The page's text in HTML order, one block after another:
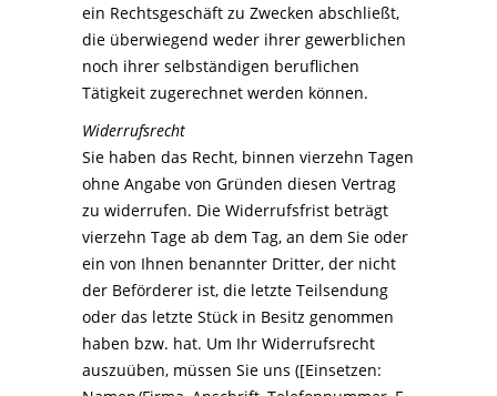
ein Rechtsgeschäft zu Zwecken abschließt,
die überwiegend weder ihrer gewerblichen
noch ihrer selbständigen beruflichen
Tätigkeit zugerechnet werden können.
Widerrufsrecht
Sie haben das Recht, binnen vierzehn Tagen
ohne Angabe von Gründen diesen Vertrag
zu widerrufen. Die Widerrufsfrist beträgt
vierzehn Tage ab dem Tag, an dem Sie oder
ein von Ihnen benannter Dritter, der nicht
der Beförderer ist, die letzte Teilsendung
oder das letzte Stück in Besitz genommen
haben bzw. hat. Um Ihr Widerrufsrecht
auszuüben, müssen Sie uns ([Einsetzen: